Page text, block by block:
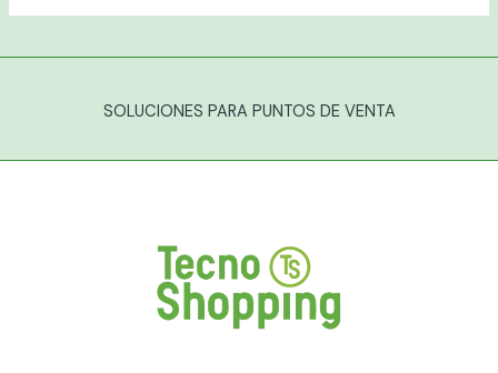
SOLUCIONES PARA PUNTOS DE VENTA